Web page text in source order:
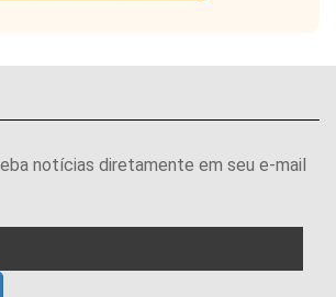
notícias diretamente em seu e-mail